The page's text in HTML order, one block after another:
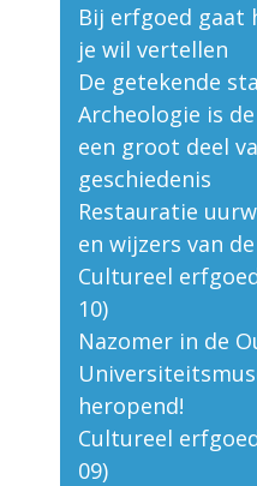
Bij erfgoed gaat
je wil vertellen
De getekende
Archeologie is
een groot deel
geschiedenis
Restauratie
en wijzers van
Cultureel
10)
Nazomer in de
heropend!
Cultureel
09)